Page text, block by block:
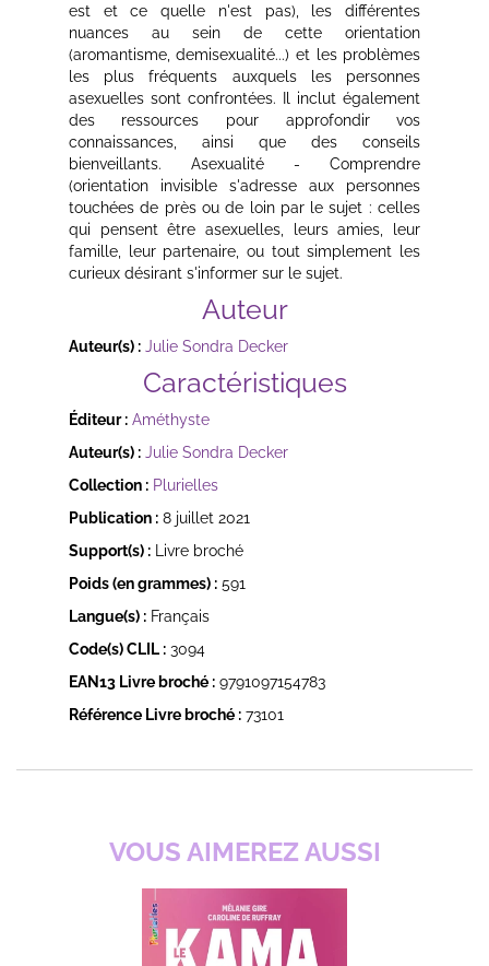
est et ce quelle n'est pas), les différentes
nuances au sein de cette orientation
(aromantisme, demisexualité...) et les problèmes
les plus fréquents auxquels les personnes
asexuelles sont confrontées. Il inclut également
des ressources pour approfondir vos
connaissances, ainsi que des conseils
bienveillants. Asexualité - Comprendre
(orientation invisible s'adresse aux personnes
touchées de près ou de loin par le sujet : celles
qui pensent être asexuelles, leurs amies, leur
famille, leur partenaire, ou tout simplement les
curieux désirant s'informer sur le sujet.
Auteur
Auteur(s) : Julie Sondra Decker
Caractéristiques
Éditeur : Améthyste
Auteur(s) : Julie Sondra Decker
Collection : Plurielles
Publication :8 juillet 2021
Support(s) :Livre broché
Poids (en grammes) :591
Langue(s) :Français
Code(s) CLIL :3094
EAN13 Livre broché :9791097154783
Référence Livre broché :73101
VOUS AIMEREZ AUSSI